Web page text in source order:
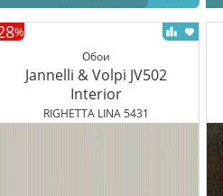
Обои
Jannelli & Volpi JV502
Interior
RIGHETTA LINA 5431
%